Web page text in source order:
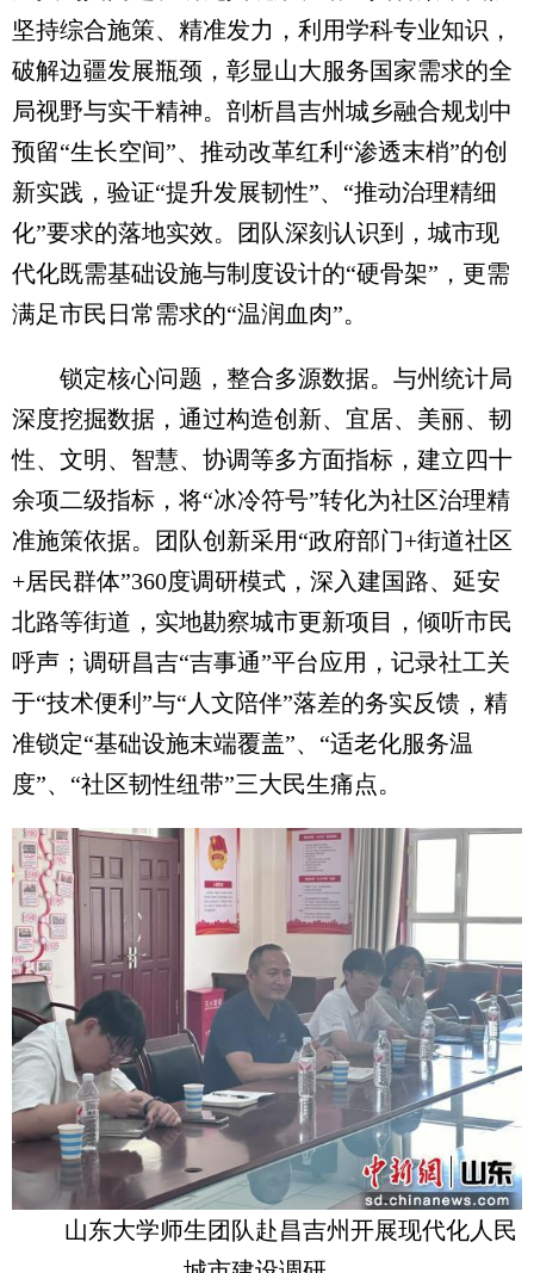
坚持综合施策、精准发力，利用学科专业知识，
破解边疆发展瓶颈，彰显山大服务国家需求的全
局视野与实干精神。剖析昌吉州城乡融合规划中
预留“生长空间”、推动改革红利“渗透末梢”的创
新实践，验证“提升发展韧性”、“推动治理精细
化”要求的落地实效。团队深刻认识到，城市现
代化既需基础设施与制度设计的“硬骨架”，更需
满足市民日常需求的“温润血肉”。
锁定核心问题，整合多源数据。与州统计局
深度挖掘数据，通过构造创新、宜居、美丽、韧
性、文明、智慧、协调等多方面指标，建立四十
余项二级指标，将“冰冷符号”转化为社区治理精
准施策依据。团队创新采用“政府部门+街道社区
+居民群体”360度调研模式，深入建国路、延安
北路等街道，实地勘察城市更新项目，倾听市民
呼声；调研昌吉“吉事通”平台应用，记录社工关
于“技术便利”与“人文陪伴”落差的务实反馈，精
准锁定“基础设施末端覆盖”、“适老化服务温
度”、“社区韧性纽带”三大民生痛点。
山东大学师生团队赴昌吉州开展现代化人民